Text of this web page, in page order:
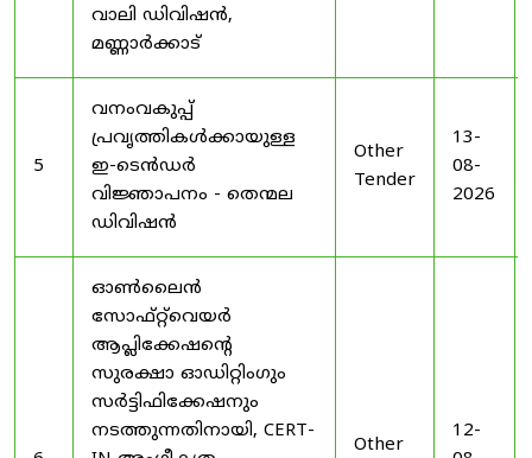
വാലി ഡിവിഷൻ,
മണ്ണാർക്കാട്
5
വനംവകുപ്പ്
പ്രവൃത്തികൾക്കായുള്ള
ഇ-ടെൻഡർ
വിജ്ഞാപനം - തെന്മല
ഡിവിഷൻ
Other
Tender
13-
08-
2026
ഓൺലൈൻ
സോഫ്റ്റ്‌വെയർ
ആപ്ലിക്കേഷന്റെ
സുരക്ഷാ ഓഡിറ്റിംഗും
സർട്ടിഫിക്കേഷനും
നടത്തുന്നതിനായി, CERT-
Other
12-